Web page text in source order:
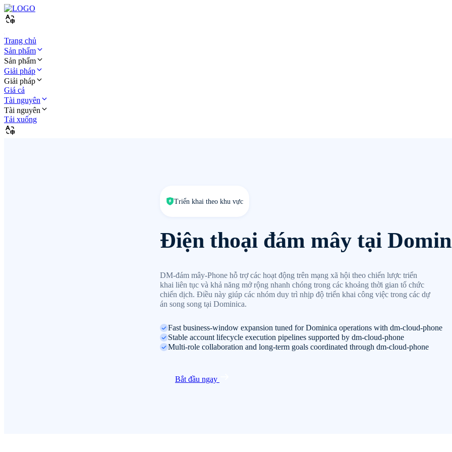
Trang chủ
Sản phẩm
Sản phẩm
Giải pháp
Giải pháp
Giá cả
Tài nguyên
Tài nguyên
Tải xuống
Triển khai theo khu vực
Điện thoại đám mây tại
DM-đám mây-Phone hỗ trợ các hoạt động trên mạng xã hội theo chiến lược triển
khai liên tục và khả năng mở rộng nhanh chóng trong các khoảng thời gian tổ chức
chiến dịch. Điều này giúp các nhóm duy trì nhịp độ triển khai công việc trong các dự
án song song tại Dominica.
Fast business-window expansion tuned for Dominica operations with dm-cloud-phone
Stable account lifecycle execution pipelines supported by dm-cloud-phone
Multi-role collaboration and long-term goals coordinated through dm-cloud-phone
Bắt đầu ngay